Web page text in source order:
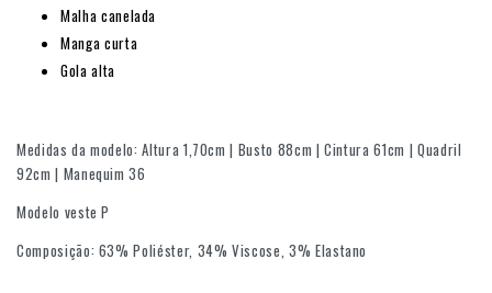
Malha canelada
Manga curta
Gola alta
Medidas da modelo: Altura 1,70cm | Busto 88cm | Cintura 61cm | Quadril
92cm | Manequim 36
Modelo veste P
Composição: 63% Poliéster, 34% Viscose, 3% Elastano